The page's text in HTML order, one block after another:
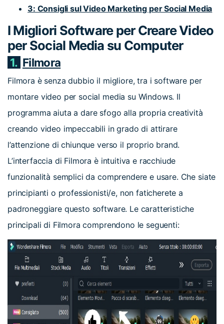
3: Consigli sul Video Marketing per Social Media
I Migliori Software per Creare Video
per Social Media su Computer
1. Filmora
Filmora è senza dubbio il migliore, tra i software per
montare video per social media su Windows. Il
programma aiuta a dare sfogo alla propria creatività
creando video impeccabili in grado di attirare
l’attenzione di chiunque verso il proprio brand.
L’interfaccia di Filmora è intuitiva e racchiude
funzionalità semplici da comprendere e usare. Che siate
principianti o professionisti/e, non faticherete a
padroneggiare questo software. Le caratteristiche
principali di Filmora comprendono le seguenti: